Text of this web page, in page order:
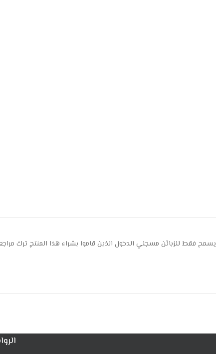
يسمح فقط للزبائن مسجلي الدخول الذين قاموا بشراء هذا المنتج ترك